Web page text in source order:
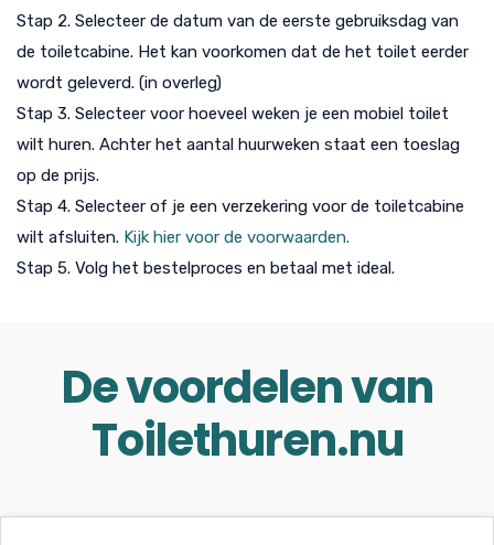
Stap 2. Selecteer de datum van de eerste gebruiksdag van
de toiletcabine. Het kan voorkomen dat de het toilet eerder
wordt geleverd. (in overleg)
Stap 3. Selecteer voor hoeveel weken je een mobiel toilet
wilt huren. Achter het aantal huurweken staat een toeslag
op de prijs.
Stap 4. Selecteer of je een verzekering voor de toiletcabine
wilt afsluiten. Kijk hier voor de voorwaarden.
Stap 5. Volg het bestelproces en betaal met ideal.
De voordelen van
Toilethuren.nu